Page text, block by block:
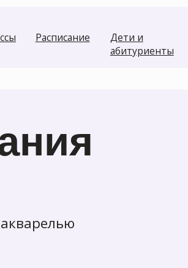
Дети и
абитуриенты
Расписание